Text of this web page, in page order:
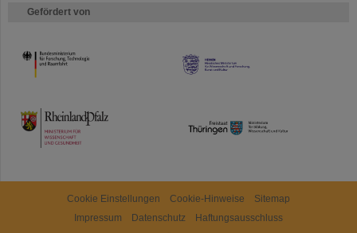
Gefördert von
HMWK
TMWWDG
Cookie Einstellungen Cookie-Hinweise
Sitemap
Impressum
Datenschutz
Haftungsausschluss